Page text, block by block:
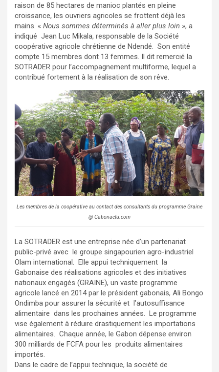
raison de 85 hectares de manioc plantés en pleine
croissance, les ouvriers agricoles se frottent déjà les
mains. « Nous sommes déterminés à aller plus loin », a
indiqué Jean Luc Mikala, responsable de la Société
coopérative agricole chrétienne de Ndendé. Son entité
compte 15 membres dont 13 femmes. Il dit remercié la
SOTRADER pour l’accompagnement multiforme, lequel a
contribué fortement à la réalisation de son rêve.
Les membres de la coopérative au contact des consultants du programme Graine
@ Gabonactu.com
La SOTRADER est une entreprise née d’un partenariat
public-privé avec le groupe singapourien agro-industriel
Olam international. Elle appui techniquement la
Gabonaise des réalisations agricoles et des initiatives
nationaux engagés (GRAINE), un vaste programme
agricole lancé en 2014 par le président gabonais, Ali Bongo
Ondimba pour assurer la sécurité et l’autosuffisance
alimentaire dans les prochaines années. Le programme
vise également à réduire drastiquement les importations
alimentaires. Chaque année, le Gabon dépense environ
300 milliards de FCFA pour les produits alimentaires
importés.
Dans le cadre de l’appui technique, la société de